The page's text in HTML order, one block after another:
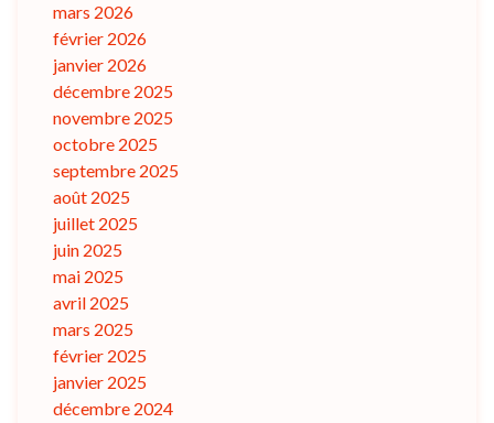
mars 2026
février 2026
janvier 2026
décembre 2025
novembre 2025
octobre 2025
septembre 2025
août 2025
juillet 2025
juin 2025
mai 2025
avril 2025
mars 2025
février 2025
janvier 2025
décembre 2024